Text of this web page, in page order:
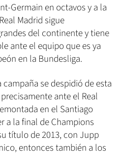
Germain en octavos y a la
Madrid sigue
del continente y tiene
ante el equipo que es ya
en la Bundesliga.
se despidió de esta
ante el Real
en el Santiago
a la final de Champions
título de 2013, con Jupp
entonces también a los